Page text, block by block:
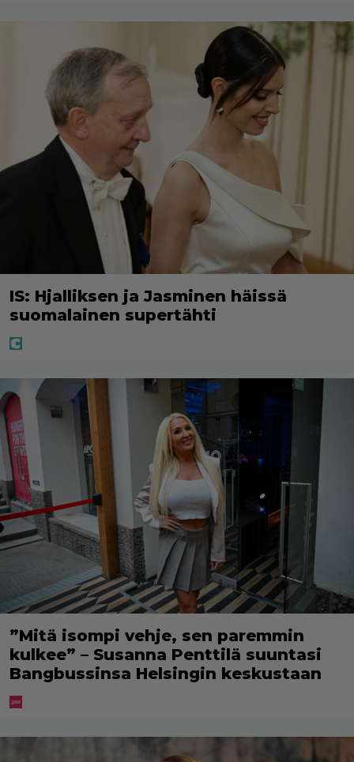
IS: Hjalliksen ja Jasminen häissä
suomalainen supertähti
”Mitä isompi vehje, sen paremmin
kulkee” – Susanna Penttilä suuntasi
Bangbussinsa Helsingin keskustaan